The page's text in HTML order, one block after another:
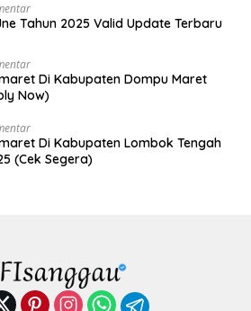
Tahun 2025 Valid Update Terbaru
Di Kabupaten Dompu Maret
Now)
Di Kabupaten Lombok Tengah
(Cek Segera)